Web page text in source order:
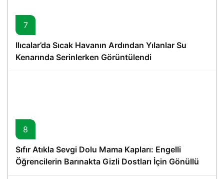
7
Ilıcalar’da Sıcak Havanın Ardından Yılanlar Su
Kenarında Serinlerken Görüntülendi
8
Sıfır Atıkla Sevgi Dolu Mama Kapları: Engelli
Öğrencilerin Barınakta Gizli Dostları İçin Gönüllü
Proje